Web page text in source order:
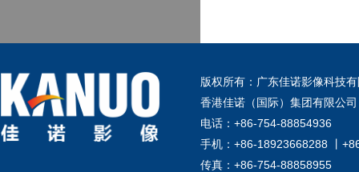
版权所有：广东佳诺影像科技
香港佳诺（国际）集团有限公
电话：+86-754-88854936
手机：+86-18923668288 丨
传真：+86-754-88858955